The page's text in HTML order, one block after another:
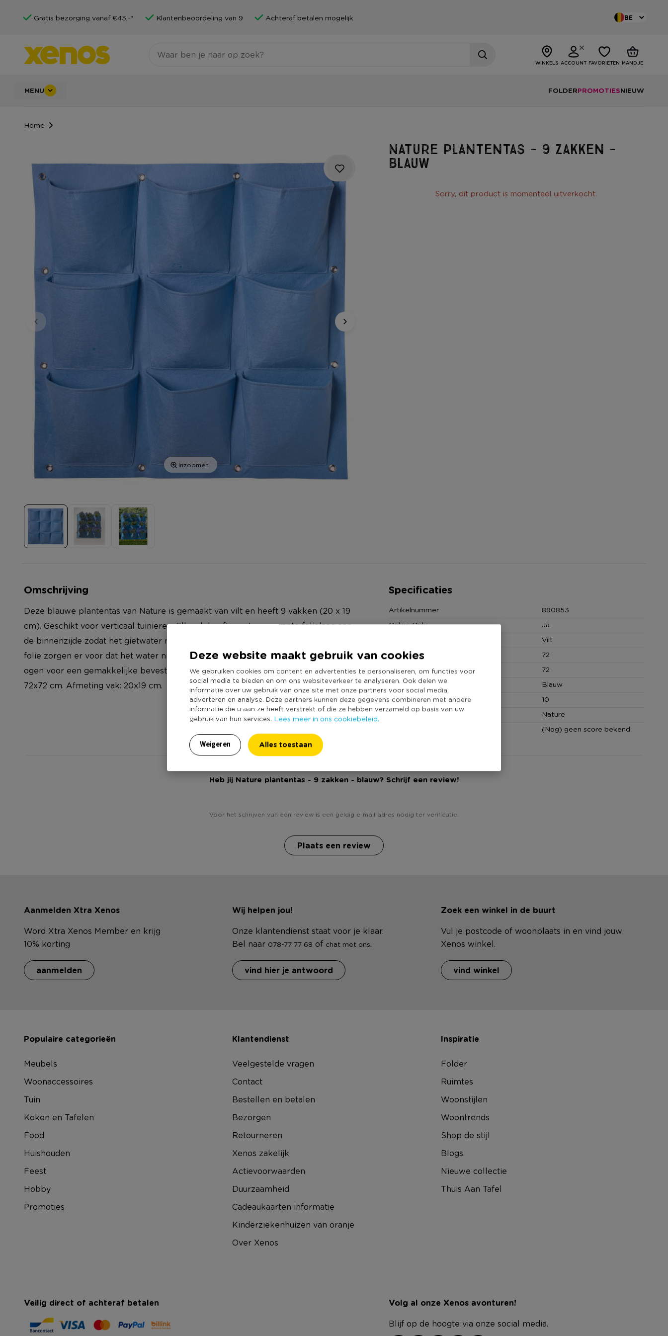
Deze website maakt gebruik van cookies
We gebruiken cookies om content en advertenties te personaliseren, om functies voor
social media te bieden en om ons websiteverkeer te analyseren. Ook delen we
informatie over uw gebruik van onze site met onze partners voor social media,
adverteren en analyse. Deze partners kunnen deze gegevens combineren met andere
informatie die u aan ze heeft verstrekt of die ze hebben verzameld op basis van uw
gebruik van hun services. Lees meer in ons cookiebeleid.
Weigeren Alles toestaan
Gratis bezorging vanaf €45,-* Klantenbeoordeling van 9 Achteraf betalen mogelijk BE
WINKELS ACCOUNT FAVORIETEN MANDJE
MENU FOLDERPROMOTIESNIEUW
Home
Inzoomen
Nature plantentas - 9 zakken -
blauw
Sorry, dit product is momenteel uitverkocht.
Omschrijving
Deze blauwe plantentas van Nature is gemaakt van vilt en heeft 9 vakken (20 x 19
cm). Geschikt voor verticaal tuinieren. Elk vak heeft een transparante folielaag aan
de binnenzijde zodat het gietwater niet direct wegloopt. Micro-perforaties in het
folie zorgen er voor dat het water niet in de tas blijft staan. De tas is voorzien van
ogen voor een gemakkelijke bevestiging aan de muur. Afmeting plantentas: H
72x72 cm. Afmeting vak: 20x19 cm.
Specificaties
Artikelnummer
890853
Online Only
Ja
Vilt
Productbreedte (cm)
72
Producthoogte (cm)
72
Kleur
Blauw
Productlengte (cm)
10
Merk
Nature
(Nog) geen score bekend
Heb jij Nature plantentas - 9 zakken - blauw? Schrijf een review!
Voor het schrijven van een review is een geldig e-mail adres nodig ter verificatie.
Plaats een review
Aanmelden Xtra Xenos
Word Xtra Xenos Member en krijg
10% korting
aanmelden
Wij helpen jou!
Onze klantendienst staat voor je klaar.
Bel naar 078-77 77 68 of chat met ons.
vind hier je antwoord
Zoek een winkel in de buurt
Vul je postcode of woonplaats in en vind jouw
Xenos winkel.
vind winkel
Populaire categorieën
Meubels
Woonaccessoires
Tuin
Koken en Tafelen
Food
Huishouden
Feest
Hobby
Promoties
Klantendienst
Veelgestelde vragen
Contact
Bestellen en betalen
Bezorgen
Retourneren
Xenos zakelijk
Actievoorwaarden
Duurzaamheid
Cadeaukaarten informatie
Kinderziekenhuizen van oranje
Over Xenos
Inspiratie
Folder
Ruimtes
Woonstijlen
Woontrends
Shop de stijl
Blogs
Nieuwe collectie
Thuis Aan Tafel
Veilig direct of achteraf betalen Volg al onze Xenos avonturen!
Blijf op de hoogte via onze social media.